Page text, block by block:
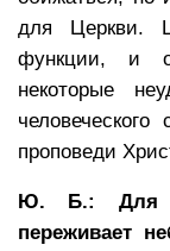
для Церкви.
функции, и
некоторые
проповеди
Ю. Б.: Для
переживает